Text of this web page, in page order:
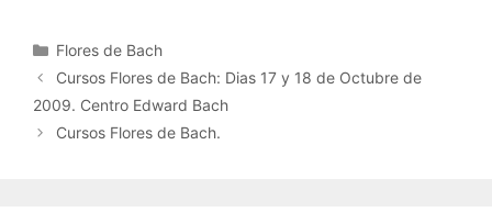
Categorías
Flores de Bach
Cursos Flores de Bach: Dias 17 y 18 de Octubre de
2009. Centro Edward Bach
Cursos Flores de Bach.